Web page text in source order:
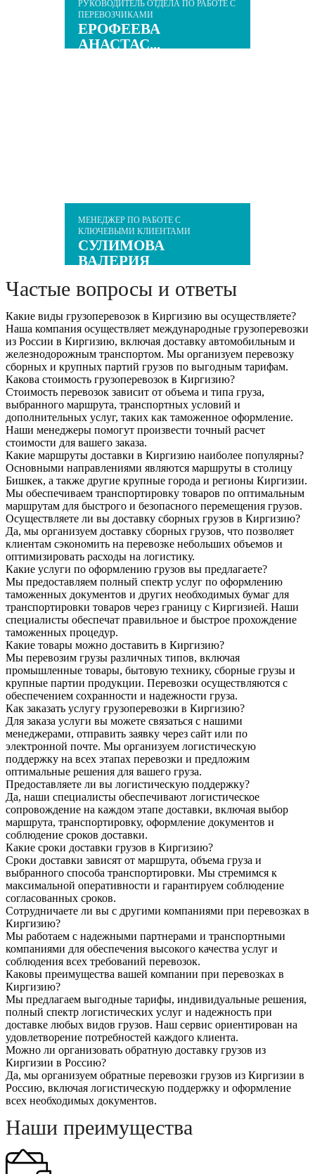
РУКОВОДИТЕЛЬ ОТДЕЛА ПО РАБОТЕ С
ПЕРЕВОЗЧИКАМИ
ЕРОФЕЕВА
АНАСТАС...
МЕНЕДЖЕР ПО РАБОТЕ С
КЛЮЧЕВЫМИ КЛИЕНТАМИ
СУЛИМОВА
ВАЛЕРИЯ
Частые вопросы и ответы
Какие виды грузоперевозок в Киргизию вы осуществляете?
Наша компания осуществляет международные грузоперевозки
из России в Киргизию, включая доставку автомобильным и
железнодорожным транспортом. Мы организуем перевозку
сборных и крупных партий грузов по выгодным тарифам.
Какова стоимость грузоперевозок в Киргизию?
Стоимость перевозок зависит от объема и типа груза,
выбранного маршрута, транспортных условий и
дополнительных услуг, таких как таможенное оформление.
Наши менеджеры помогут произвести точный расчет
стоимости для вашего заказа.
Какие маршруты доставки в Киргизию наиболее популярны?
Основными направлениями являются маршруты в столицу
Бишкек, а также другие крупные города и регионы Киргизии.
Мы обеспечиваем транспортировку товаров по оптимальным
маршрутам для быстрого и безопасного перемещения грузов.
Осуществляете ли вы доставку сборных грузов в Киргизию?
Да, мы организуем доставку сборных грузов, что позволяет
клиентам сэкономить на перевозке небольших объемов и
оптимизировать расходы на логистику.
Какие услуги по оформлению грузов вы предлагаете?
Мы предоставляем полный спектр услуг по оформлению
таможенных документов и других необходимых бумаг для
транспортировки товаров через границу с Киргизией. Наши
специалисты обеспечат правильное и быстрое прохождение
таможенных процедур.
Какие товары можно доставить в Киргизию?
Мы перевозим грузы различных типов, включая
промышленные товары, бытовую технику, сборные грузы и
крупные партии продукции. Перевозки осуществляются с
обеспечением сохранности и надежности груза.
Как заказать услугу грузоперевозки в Киргизию?
Для заказа услуги вы можете связаться с нашими
менеджерами, отправить заявку через сайт или по
электронной почте. Мы организуем логистическую
поддержку на всех этапах перевозки и предложим
оптимальные решения для вашего груза.
Предоставляете ли вы логистическую поддержку?
Да, наши специалисты обеспечивают логистическое
сопровождение на каждом этапе доставки, включая выбор
маршрута, транспортировку, оформление документов и
соблюдение сроков доставки.
Какие сроки доставки грузов в Киргизию?
Сроки доставки зависят от маршрута, объема груза и
выбранного способа транспортировки. Мы стремимся к
максимальной оперативности и гарантируем соблюдение
согласованных сроков.
Сотрудничаете ли вы с другими компаниями при перевозках в
Киргизию?
Мы работаем с надежными партнерами и транспортными
компаниями для обеспечения высокого качества услуг и
соблюдения всех требований перевозок.
Каковы преимущества вашей компании при перевозках в
Киргизию?
Мы предлагаем выгодные тарифы, индивидуальные решения,
полный спектр логистических услуг и надежность при
доставке любых видов грузов. Наш сервис ориентирован на
удовлетворение потребностей каждого клиента.
Можно ли организовать обратную доставку грузов из
Киргизии в Россию?
Да, мы организуем обратные перевозки грузов из Киргизии в
Россию, включая логистическую поддержку и оформление
всех необходимых документов.
Наши преимущества